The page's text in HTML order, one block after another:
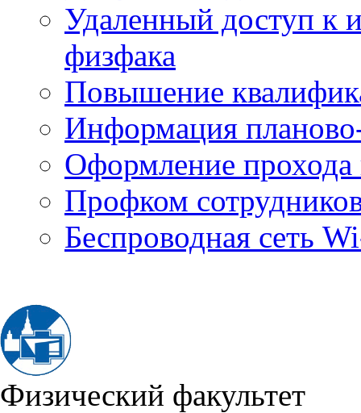
Удаленный доступ к
физфака
Повышение
Информация
Оформление прохода
Профком
Беспроводная сеть
Физический факультет